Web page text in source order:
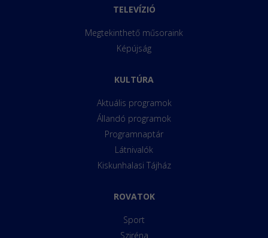
TELEVÍZIÓ
Megtekinthető műsoraink
Képújság
KULTÚRA
Aktuális programok
Állandó programok
Programnaptár
Látnivalók
Kiskunhalasi Tájház
ROVATOK
Sport
Sziréna